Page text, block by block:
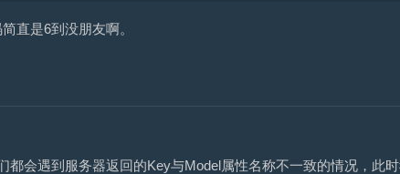
直是6到没朋友啊。
都会遇到服务器返回的Key与Model属性名称不一致的情况，此